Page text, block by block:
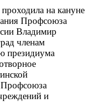
на кануне
Профсоюза
Владимир
членам
президиума
Профсоюза
и